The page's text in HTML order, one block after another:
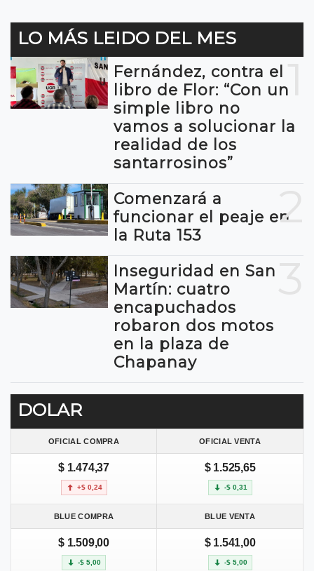
LO MÁS LEIDO DEL MES
1
Fernández, contra el
libro de Flor: “Con un
simple libro no
vamos a solucionar la
realidad de los
santarrosinos”
2
Comenzará a
funcionar el peaje en
la Ruta 153
Inseguridad en San
Martín: cuatro
encapuchados
robaron dos motos
en la plaza de
Chapanay
DOLAR
OFICIAL COMPRA OFICIAL VENTA
$ 1.474,37
+$ 0,24
$ 1.525,65
-$ 0,31
BLUE COMPRA BLUE VENTA
$ 1.509,00
-$ 5,00
$ 1.541,00
-$ 5,00